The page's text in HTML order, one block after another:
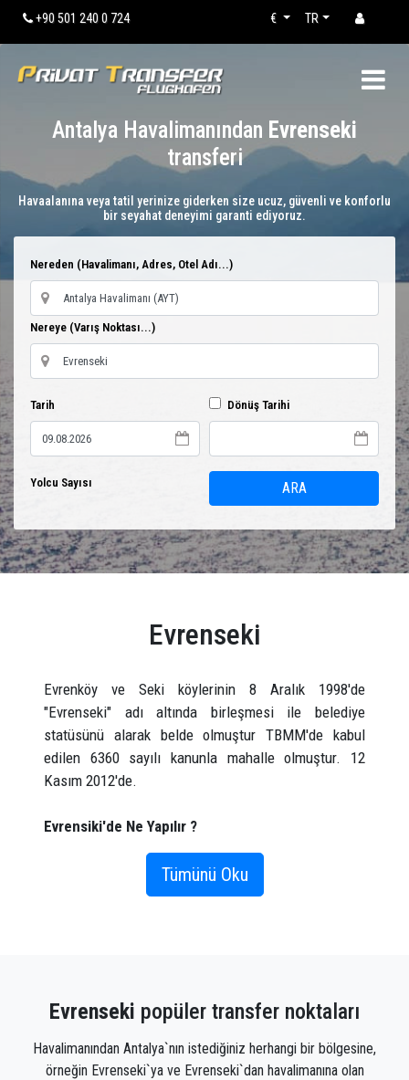
+90 501 240 0 724 TR
€
Antalya Havalimanından Evrenseki
transferi
Havaalanına veya tatil yerinize giderken size ucuz, güvenli ve konforlu
bir seyahat deneyimi garanti ediyoruz.
Nereden (Havalimanı, Adres, Otel Adı...)
Nereye (Varış Noktası...)
Tarih Dönüş Tarihi
Yolcu Sayısı ARA
Evrenseki
Evrenköy ve Seki köylerinin 8 Aralık 1998'de
"Evrenseki" adı altında birleşmesi ile belediye
statüsünü alarak belde olmuştur TBMM'de kabul
edilen 6360 sayılı kanunla mahalle olmuştur. 12
Kasım 2012'de.
Evrensiki'de Ne Yapılır ?
Evrenseki'de yapılacak şeyleri istemeyeceksiniz.
Müzeler ve butikler aramak için şehir merkezini
yudumlarken gazete okumayı tercih edersiniz.
caddede yürüyün, etrafta dolaşan insanları izleyin.
Tümünü Oku
Evrenseki popüler transfer noktaları
Havalimanından Antalya`nın istediğiniz herhangi bir bölgesine,
örneğin Evrenseki`ya ve Evrenseki`dan havalimanına olan